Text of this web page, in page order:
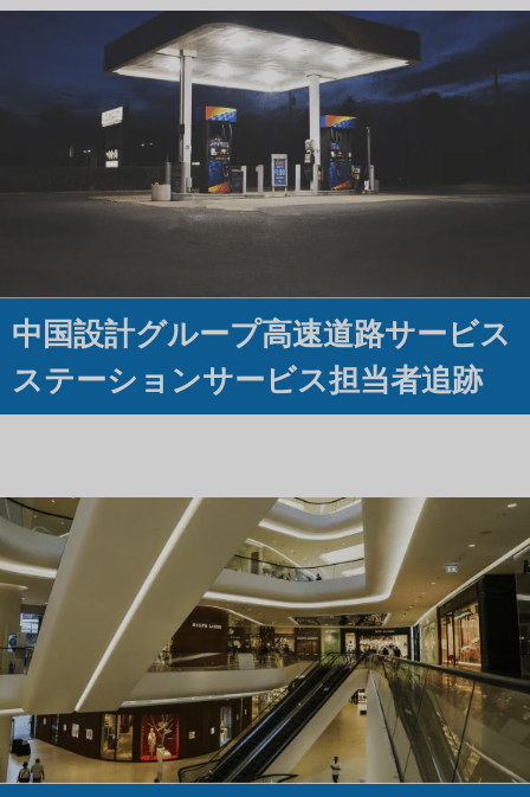
中国設計グループ高速道路サービス
ステーションサービス担当者追跡